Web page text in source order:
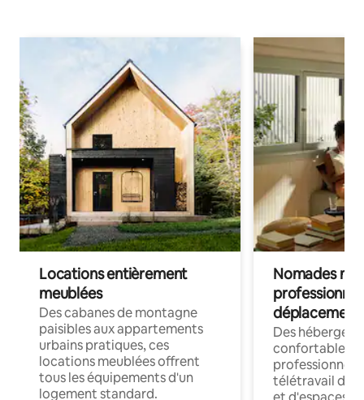
Locations entièrement
meublées
Des cabanes de montagne
paisibles aux appartements
urbains pratiques, ces
locations meublées offrent
tous les équipements d'un
logement standard.
Nomades
déplacement
Des
confortables
professionnels
télétravail